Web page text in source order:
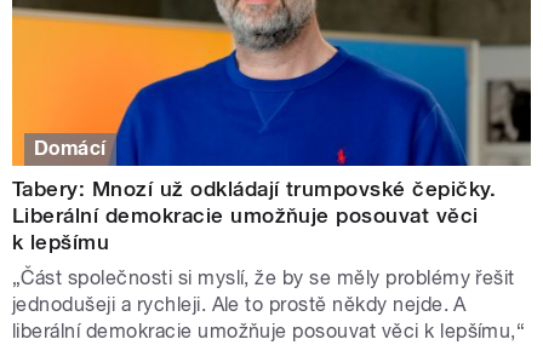
Domácí
Tabery: Mnozí už odkládají trumpovské čepičky.
Liberální demokracie umožňuje posouvat věci
k lepšímu
„Část společnosti si myslí, že by se měly problémy řešit
jednodušeji a rychleji. Ale to prostě někdy nejde. A
liberální demokracie umožňuje posouvat věci k lepšímu,“